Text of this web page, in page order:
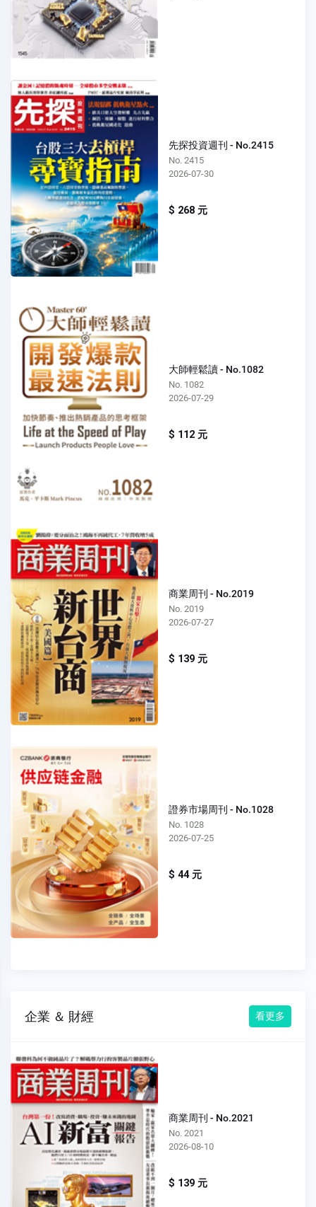
先探投資週刊 - No.2415
No. 2415
2026-07-30
$ 268 元
大師輕鬆讀 - No.1082
No. 1082
2026-07-29
$ 112 元
商業周刊 - No.2019
No. 2019
2026-07-27
$ 139 元
證券市場周刊 - No.1028
No. 1028
2026-07-25
$ 44 元
企業 ＆ 財經 看更多
商業周刊 - No.2021
No. 2021
2026-08-10
$ 139 元